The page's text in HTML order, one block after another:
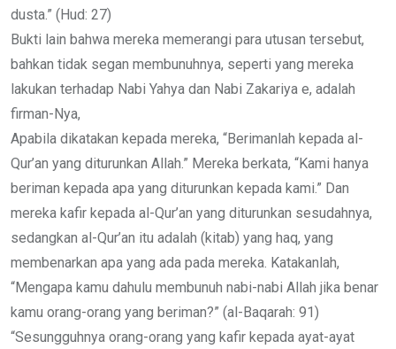
dusta.” (Hud: 27)
Bukti lain bahwa mereka memerangi para utusan tersebut,
bahkan tidak segan membunuhnya, seperti yang mereka
lakukan terhadap Nabi Yahya dan Nabi Zakariya e, adalah
firman-Nya,
Apabila dikatakan kepada mereka, “Berimanlah kepada al-
Qur’an yang diturunkan Allah.” Mereka berkata, “Kami hanya
beriman kepada apa yang diturunkan kepada kami.” Dan
mereka kafir kepada al-Qur’an yang diturunkan sesudahnya,
sedangkan al-Qur’an itu adalah (kitab) yang haq, yang
membenarkan apa yang ada pada mereka. Katakanlah,
“Mengapa kamu dahulu membunuh nabi-nabi Allah jika benar
kamu orang-orang yang beriman?” (al-Baqarah: 91)
“Sesungguhnya orang-orang yang kafir kepada ayat-ayat